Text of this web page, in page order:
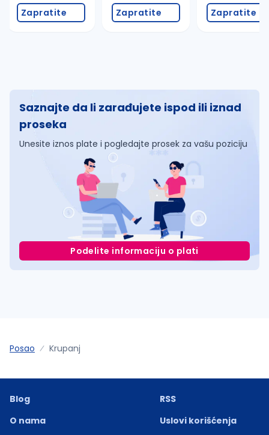
Zapratite Zapratite Zapratite
Saznajte da li zarađujete ispod ili iznad
proseka
Unesite iznos plate i pogledajte prosek za vašu poziciju
Podelite informaciju o plati
Posao Krupanj
Blog
O nama
RSS
Uslovi korišćenja